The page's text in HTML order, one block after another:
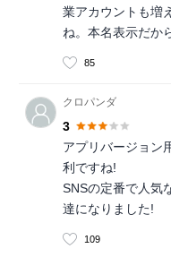
業アカウントも増
ね。本名表示だか
85
クロパンダ
3
アプリバージョン
利ですね!
SNSの定番で人気
達になりました!
109